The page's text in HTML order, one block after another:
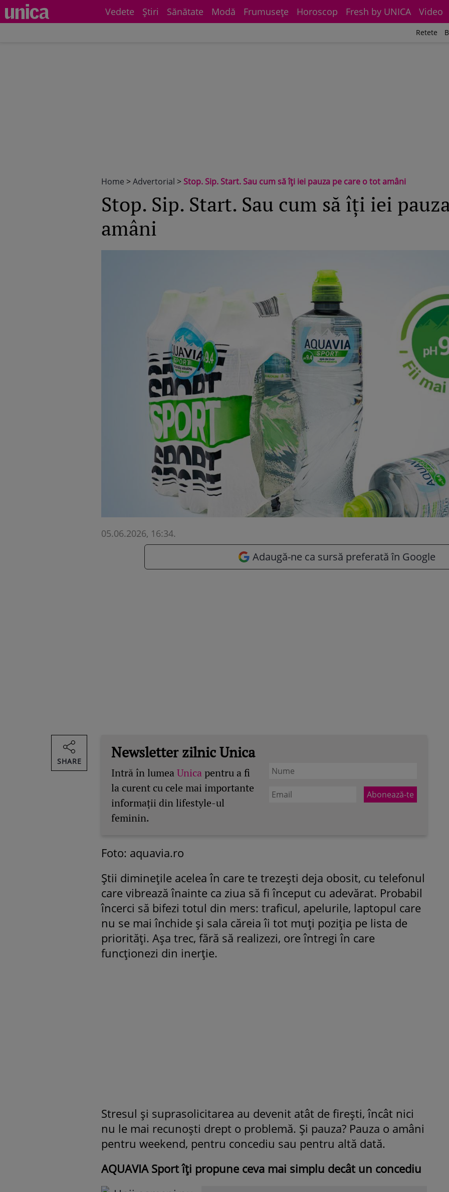
Vedete Știri Sănătate Modă Frumuseţe Horoscop Fresh by UNICA Video
Retete
Home >Advertorial > Stop. Sip. Start. Sau cum să îți iei pauza pe care o tot amâni
Stop. Sip. Start. Sau cum să îți iei
amâni
05.06.2026, 16:34.
Adaugă-ne ca sursă preferată în Google
Newsletter zilnic Unica
Intră în lumeaUnica pentru a fi
la curent cu cele mai importante
informații din lifestyle-ul
feminin.
Foto: aquavia.ro
Știi diminețile acelea în care te trezești deja obosit, cu telefonul
care vibrează înainte ca ziua să fi început cu adevărat. Probabil
încerci să bifezi totul din mers: traficul, apelurile, laptopul care
nu se mai închide și sala căreia îi tot muți poziția pe lista de
priorități. Așa trec, fără să realizezi, ore întregi în care
funcționezi din inerție.
Stresul și suprasolicitarea au devenit atât de firești, încât nici
nu le mai recunoști drept o problemă. Și pauza? Pauza o amâni
pentru weekend, pentru concediu sau pentru altă dată.
AQUAVIA Sport îți propune ceva mai simplu decât un concediu
SHARE
ROMÂNEŞTI VEDETE
Fiica Iuliei Albu și a lui Mihai
strălucit la banchet. Mikaela a